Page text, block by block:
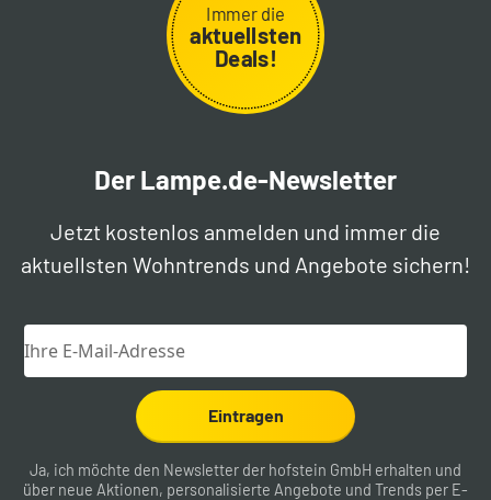
Immer die
aktuellsten
Deals!
Der Lampe.de-Newsletter
Jetzt kostenlos anmelden und immer die
aktuellsten Wohntrends und Angebote sichern!
Eintragen
Ja, ich möchte den Newsletter der hofstein GmbH erhalten und
über neue Aktionen, personalisierte Angebote und Trends per E-